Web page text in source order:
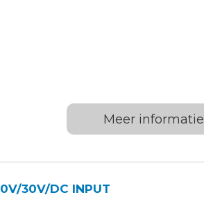
Meer informatie
30V/DC INPUT